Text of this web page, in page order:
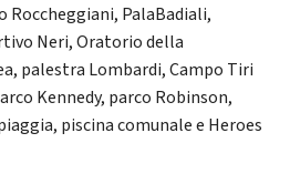
Roccheggiani, PalaBadiali,
Neri, Oratorio della
palestra Lombardi, Campo Tiri
Kennedy, parco Robinson,
piscina comunale e Heroes